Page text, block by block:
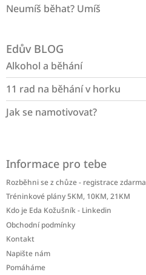
Neumíš běhat? Umíš
Edův BLOG
Alkohol a běhání
11 rad na běhání v horku
Jak se namotivovat?
Informace pro tebe
Rozběhni se z chůze - registrace zdarma
Tréninkové plány 5KM, 10KM, 21KM
Kdo je Eda Kožušník - Linkedin
Obchodní podmínky
Kontakt
Napište nám
Pomáháme